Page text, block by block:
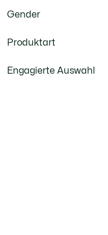
Gender
Produktart
Engagierte Auswahl